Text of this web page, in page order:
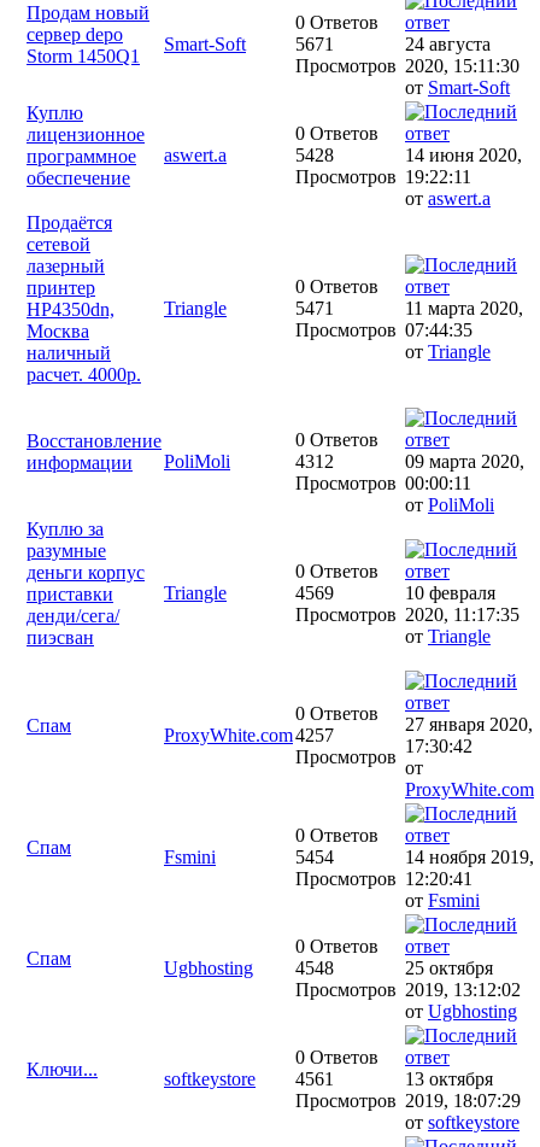
Продам новый
сервер depo
Storm 1450Q1
Smart-Soft
0 Ответов
5671
Просмотров
24 августа
2020, 15:11:30
от Smart-Soft
Куплю
лицензионное
программное
обеспечение
aswert.a
0 Ответов
5428
Просмотров
14 июня 2020,
19:22:11
от aswert.a
Продаётся
сетевой
лазерный
принтер
HP4350dn,
Москва
наличный
расчет. 4000р.
Triangle
0 Ответов
5471
Просмотров
11 марта 2020,
07:44:35
от Triangle
Восстановление
информации
PoliMoli
0 Ответов
4312
Просмотров
09 марта 2020,
00:00:11
от PoliMoli
Куплю за
разумные
деньги корпус
приставки
денди/сега/
пиэсван
Triangle
0 Ответов
4569
Просмотров
10 февраля
2020, 11:17:35
от Triangle
Спам ProxyWhite.com
0 Ответов
4257
Просмотров
27 января 2020,
17:30:42
от
ProxyWhite.com
Спам Fsmini
0 Ответов
5454
Просмотров
14 ноября 2019,
12:20:41
от Fsmini
Спам Ugbhosting
0 Ответов
4548
Просмотров
25 октября
2019, 13:12:02
от Ugbhosting
Ключи... softkeystore
0 Ответов
4561
Просмотров
13 октября
2019, 18:07:29
от softkeystore